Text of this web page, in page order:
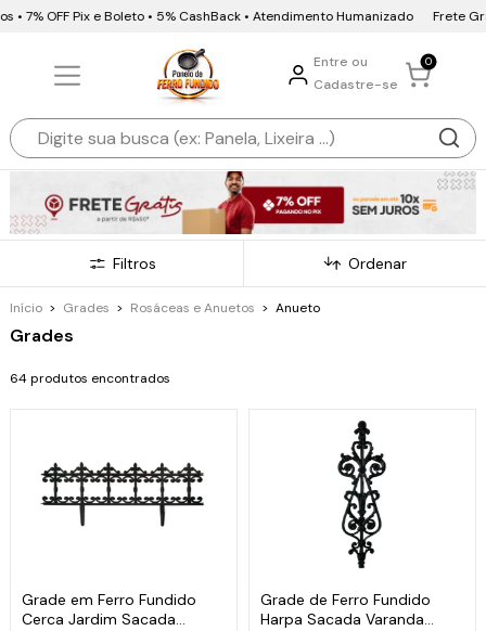
OFF Pix e Boleto • 5% CashBack • Atendimento Humanizado Frete Grátis
Entre ou
Cadastre-se
0
Filtros Ordenar
Início > Grades > Rosáceas e Anuetos > Anueto
Grades
64 produtos encontrados
Grade em Ferro Fundido
Cerca Jardim Sacada
Grade de Ferro Fundido
Harpa Sacada Varanda